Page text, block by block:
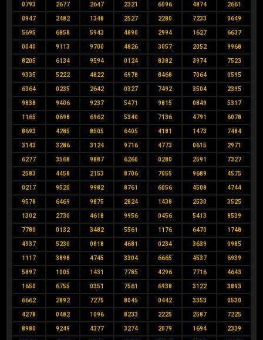
0793 2677 2647 2321 6096 4874 2661
0947 2482 1348 2527 2280 7233 0649
5695 6858 5943 4890 2994 1627 6637
0040 9113 9700 4826 3057 2052 9968
8205 6134 9594 0124 8382 3974 7523
9335 5222 4822 6978 8468 7064 0595
6364 0235 2642 0327 7492 3504 2395
9838 9406 9237 5471 9815 0849 5317
1165 0698 6962 5340 7136 4791 6078
8693 4285 8505 6405 4181 1473 7484
3143 3286 3124 9716 4773 0615 2971
6277 3568 9887 6260 0280 2591 7327
2583 4458 2153 8706 7055 9689 4575
0217 9520 9982 8761 6056 4508 4744
9578 6469 9875 2824 1438 2530 3525
1302 2730 4618 9956 0456 5413 8539
7780 0132 3482 5561 1176 6470 1748
4937 5230 0818 4681 0234 3639 0985
1117 3898 4745 3304 6665 4537 6939
5897 1005 1431 7785 4296 7716 4643
1650 6755 0351 7561 6938 3122 3893
6662 2892 7275 8045 0442 3353 0530
4278 0482 1096 8233 2225 2587 7225
8980 9249 4377 3274 2079 1694 2339